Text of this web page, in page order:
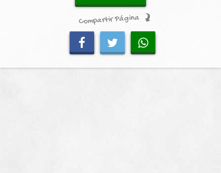
Compartir Página